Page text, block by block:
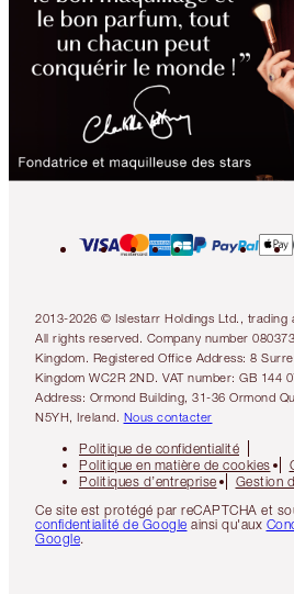
2013-2026 © Islestarr Holdings Ltd., trading
All rights reserved. Company number
Kingdom. Registered Office Address: 8
Kingdom WC2R 2ND. VAT number: GB 144
Address: Ormond Building, 31-36 Ormond
N5YH, Ireland. Nous contacter
Politique de confidentialité
Politique en matière de cookies
Politiques d’entreprise
Gestion
Ce site est protégé par reCAPTCHA et
confidentialité de Google ainsi qu'aux
Google.